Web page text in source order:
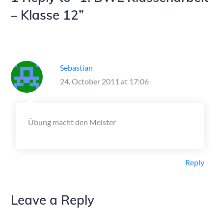
– Klasse 12”
Sebastian
24. October 2011 at 17:06
Übung macht den Meister
Reply
Leave a Reply